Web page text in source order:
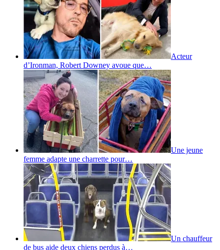
Acteur
d’Ironman, Robert Downey avoue que…
Une jeune
femme adapte une charrette pour…
Un chauffeur
de bus aide deux chiens perdus à…